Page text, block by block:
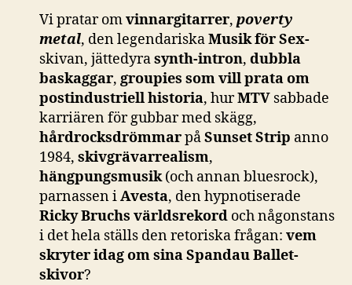
Vi pratar omvinnargitarrer, poverty
metal, den legendariskaMusik för Sex-
skivan, jättedyrasynth-intron, dubbla
baskaggar, groupies som vill prata om
postindustriell historia, hurMTV sabbade
karriären för gubbar med skägg,
hårdrocksdrömmarpåSunset Strip anno
1984, skivgrävarrealism,
hängpungsmusik(och annan bluesrock),
parnassen iAvesta, den hypnotiserade
Ricky Bruchs världsrekord och någonstans
i det hela ställs den retoriska frågan: vem
skryter idag om sina Spandau Ballet-
skivor?